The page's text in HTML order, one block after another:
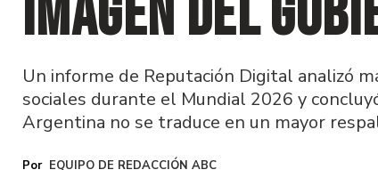
imagen del
Un informe de Reputación Digital analizó
sociales durante el Mundial 2026 y
Argentina no se traduce en un mayor
EQUIPO DE REDACCIÓN ABC